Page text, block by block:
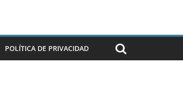
POLÍTICA DE PRIVACIDAD